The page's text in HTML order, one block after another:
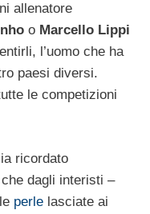
allenatore
o Marcello Lippi
l’uomo che ha
paesi diversi.
le competizioni
ricordato
dagli interisti –
perle lasciate ai